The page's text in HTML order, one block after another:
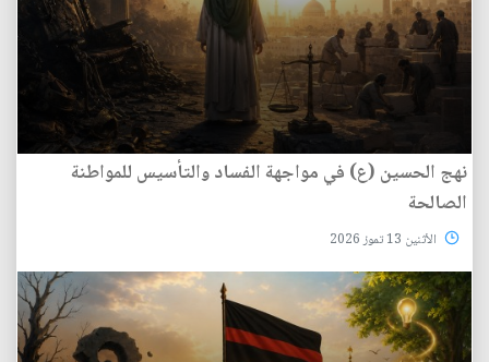
نهج الحسين (ع) في مواجهة الفساد والتأسيس للمواطنة
الصالحة
الأثنين 13 تموز 2026